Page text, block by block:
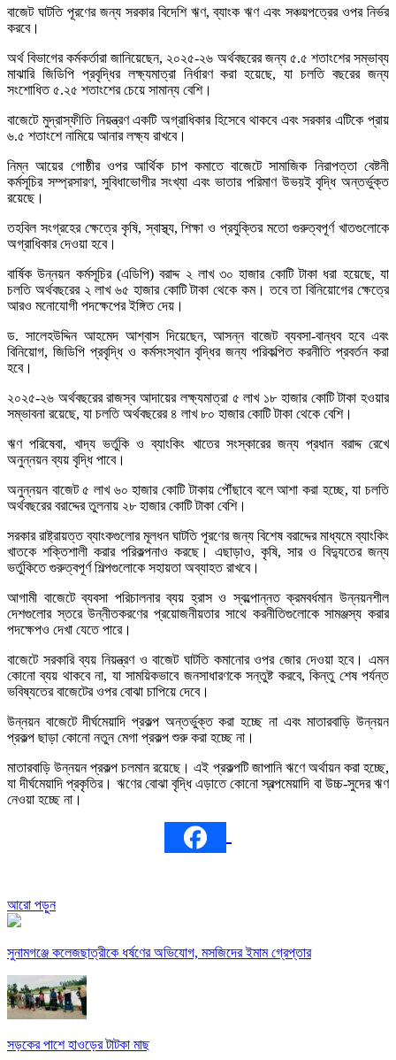
বাজেট ঘাটতি পূরণের জন্য সরকার বিদেশি ঋণ, ব্যাংক ঋণ এবং সঞ্চয়পত্রের ওপর নির্ভর
করবে।
অর্থ বিভাগের কর্মকর্তারা জানিয়েছেন, ২০২৫-২৬ অর্থবছরের জন্য ৫.৫ শতাংশের সম্ভাব্য
মাঝারি জিডিপি প্রবৃদ্ধির লক্ষ্যমাত্রা নির্ধারণ করা হয়েছে, যা চলতি বছরের জন্য
সংশোধিত ৫.২৫ শতাংশের চেয়ে সামান্য বেশি।
বাজেটে মুদ্রাস্ফীতি নিয়ন্ত্রণ একটি অগ্রাধিকার হিসেবে থাকবে এবং সরকার এটিকে প্রায়
৬.৫ শতাংশে নামিয়ে আনার লক্ষ্য রাখবে।
নিম্ন আয়ের গোষ্ঠীর ওপর আর্থিক চাপ কমাতে বাজেটে সামাজিক নিরাপত্তা বেষ্টনী
কর্মসূচির সম্প্রসারণ, সুবিধাভোগীর সংখ্যা এবং ভাতার পরিমাণ উভয়ই বৃদ্ধি অন্তর্ভুক্ত
রয়েছে।
তহবিল সংগ্রহের ক্ষেত্রে কৃষি, স্বাস্থ্য, শিক্ষা ও প্রযুক্তির মতো গুরুত্বপূর্ণ খাতগুলোকে
অগ্রাধিকার দেওয়া হবে।
বার্ষিক উন্নয়ন কর্মসূচির (এডিপি) বরাদ্দ ২ লাখ ৩০ হাজার কোটি টাকা ধরা হয়েছে, যা
চলতি অর্থবছরের ২ লাখ ৬৫ হাজার কোটি টাকা থেকে কম। তবে তা বিনিয়োগের ক্ষেত্রে
আরও মনোযোগী পদক্ষেপের ইঙ্গিত দেয়।
ড. সালেহউদ্দিন আহমেদ আশ্বাস দিয়েছেন, আসন্ন বাজেট ব্যবসা-বান্ধব হবে এবং
বিনিয়োগ, জিডিপি প্রবৃদ্ধি ও কর্মসংস্থান বৃদ্ধির জন্য পরিকল্পিত করনীতি প্রবর্তন করা
হবে।
২০২৫-২৬ অর্থবছরের রাজস্ব আদায়ের লক্ষ্যমাত্রা ৫ লাখ ১৮ হাজার কোটি টাকা হওয়ার
সম্ভাবনা রয়েছে, যা চলতি অর্থবছরের ৪ লাখ ৮০ হাজার কোটি টাকা থেকে বেশি।
ঋণ পরিষেবা, খাদ্য ভর্তুকি ও ব্যাংকিং খাতের সংস্কারের জন্য প্রধান বরাদ্দ রেখে
অনুন্নয়ন ব্যয় বৃদ্ধি পাবে।
অনুন্নয়ন বাজেট ৫ লাখ ৬০ হাজার কোটি টাকায় পৌঁছাবে বলে আশা করা হচ্ছে, যা চলতি
অর্থবছরের বরাদ্দের তুলনায় ২৮ হাজার কোটি টাকা বেশি।
সরকার রাষ্ট্রায়ত্ত ব্যাংকগুলোর মূলধন ঘাটতি পূরণের জন্য বিশেষ বরাদ্দের মাধ্যমে ব্যাংকিং
খাতকে শক্তিশালী করার পরিকল্পনাও করছে। এছাড়াও, কৃষি, সার ও বিদ্যুতের জন্য
ভর্তুকিতে গুরুত্বপূর্ণ শিল্পগুলোকে সহায়তা অব্যাহত রাখবে।
আগামী বাজেটে ব্যবসা পরিচালনার ব্যয় হ্রাস ও স্বল্পোন্নত ক্রমবর্ধমান উন্নয়নশীল
দেশগুলোর স্তরে উন্নীতকরণের প্রয়োজনীয়তার সাথে করনীতিগুলোকে সামঞ্জস্য করার
পদক্ষেপও দেখা যেতে পারে।
বাজেটে সরকারি ব্যয় নিয়ন্ত্রণ ও বাজেট ঘাটতি কমানোর ওপর জোর দেওয়া হবে। এমন
কোনো ব্যয় থাকবে না, যা সাময়িকভাবে জনসাধারণকে সন্তুষ্ট করবে, কিন্তু শেষ পর্যন্ত
ভবিষ্যতের বাজেটের ওপর বোঝা চাপিয়ে দেবে।
উন্নয়ন বাজেটে দীর্ঘমেয়াদি প্রকল্প অন্তর্ভুক্ত করা হচ্ছে না এবং মাতারবাড়ি উন্নয়ন
প্রকল্প ছাড়া কোনো নতুন মেগা প্রকল্প শুরু করা হচ্ছে না।
মাতারবাড়ি উন্নয়ন প্রকল্প চলমান রয়েছে। এই প্রকল্পটি জাপানি ঋণে অর্থায়ন করা হচ্ছে,
যা দীর্ঘমেয়াদি প্রকৃতির। ঋণের বোঝা বৃদ্ধি এড়াতে কোনো স্বল্পমেয়াদি বা উচ্চ-সুদের ঋণ
নেওয়া হচ্ছে না।
আরো পড়ুন
সুনামগঞ্জে কলেজছাত্রীকে ধর্ষণের অভিযোগ, মসজিদের ইমাম গ্রেপ্তার
সড়কের পাশে হাওড়ের টাটকা মাছ